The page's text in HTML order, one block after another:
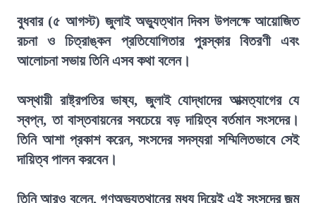
বুধবার (৫ আগস্ট) জুলাই অভ্যুত্থান দিবস উপলক্ষে আয়োজিত
রচনা ও চিত্রাঙ্কন প্রতিযোগিতার পুরস্কার বিতরণী এবং
আলোচনা সভায় তিনি এসব কথা বলেন।
অস্থায়ী রাষ্ট্রপতির ভাষ্য, জুলাই যোদ্ধাদের আত্মত্যাগের যে
স্বপ্ন, তা বাস্তবায়নের সবচেয়ে বড় দায়িত্ব বর্তমান সংসদের।
তিনি আশা প্রকাশ করেন, সংসদের সদস্যরা সম্মিলিতভাবে সেই
দায়িত্ব পালন করবেন।
তিনি আরও বলেন, গণঅভ্যুত্থানের মধ্য দিয়েই এই সংসদের জন্ম